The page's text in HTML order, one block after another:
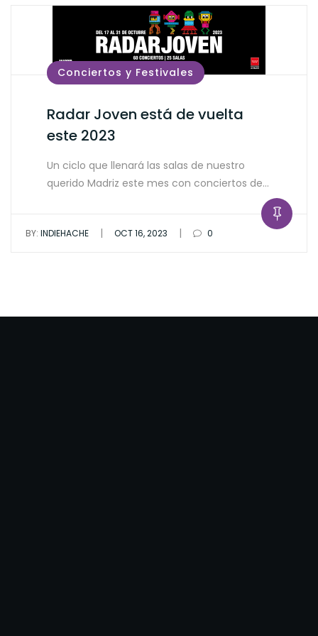
Conciertos y Festivales
Radar Joven está de vuelta
este 2023
Un ciclo que llenará las salas de nuestro
querido Madriz este mes con conciertos de…
BY: INDIEHACHE | OCT 16, 2023 | 0